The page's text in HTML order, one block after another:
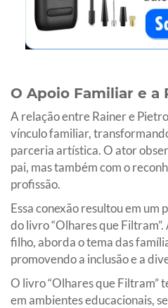
O Apoio Familiar e a
A relação entre Rainer e
vínculo familiar,
parceria artística. O ator
pai, mas também com o
profissão.
Essa conexão resultou em um
do livro “Olhares que
filho, aborda o tema das
promovendo a inclusão e a
O livro “Olhares que Filtram”
em ambientes educacionais,